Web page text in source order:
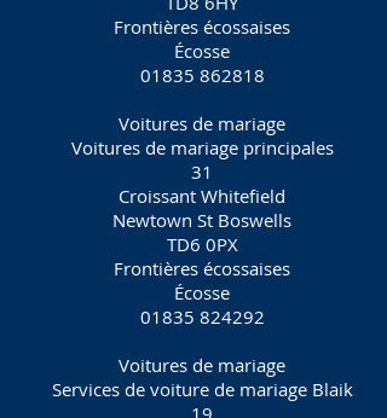
Frontières écossaises
Écosse
01835 862818
Voitures de mariage
Voitures de mariage principales
31
Croissant Whitefield
Newtown St Boswells
TD6 0PX
Frontières écossaises
Écosse
01835 824292
Voitures de mariage
Services de voiture de mariage Blaik
19